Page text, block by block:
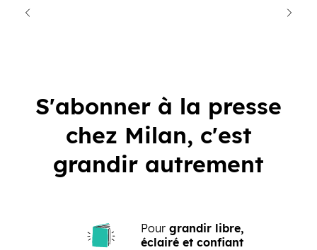
S'abonner à la presse
chez Milan, c'est
grandir autrement
Pour grandir libre,
éclairé et confiant